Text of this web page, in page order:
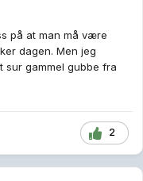
på at man må være
dagen. Men jeg
sur gammel gubbe fra
2